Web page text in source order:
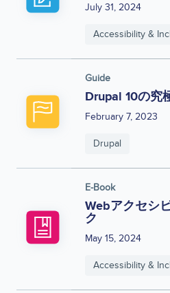
July 31, 2024
Accessibility &
Guide
Drupal 10の究
February 7, 2023
Drupal
E-Book
Webアクセシ
ク
May 15, 2024
Accessibility &